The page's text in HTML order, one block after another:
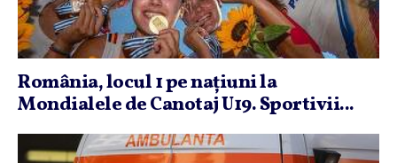
România, locul 1 pe naţiuni la
Mondialele de Canotaj U19. Sportivii...